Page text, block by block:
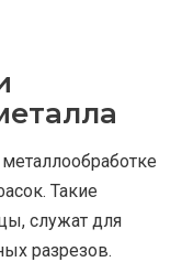
Такие
служат для
разрезов.